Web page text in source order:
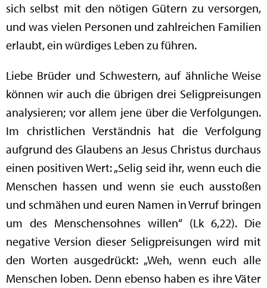
sich selbst mit den nötigen Gütern zu versorgen,
und was vielen Personen und zahlreichen Familien
erlaubt, ein würdiges Leben zu führen.
Liebe Brüder und Schwestern, auf ähnliche Weise
können wir auch die übrigen drei Seligpreisungen
analysieren; vor allem jene über die Verfolgungen.
Im christlichen Verständnis hat die Verfolgung
aufgrund des Glaubens an Jesus Christus durchaus
einen positiven Wert: „Selig seid ihr, wenn euch die
Menschen hassen und wenn sie euch ausstoßen
und schmähen und euren Namen in Verruf bringen
um des Menschensohnes willen“ (Lk 6,22). Die
negative Version dieser Seligpreisungen wird mit
den Worten ausgedrückt: „Weh, wenn euch alle
Menschen loben. Denn ebenso haben es ihre Väter